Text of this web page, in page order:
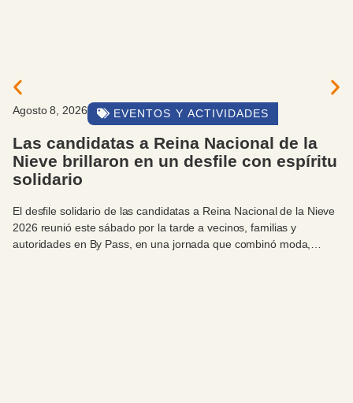
Agosto 8, 2026 EVENTOS Y ACTIVIDADES
Las candidatas a Reina Nacional de la
Nieve brillaron en un desfile con espíritu
solidario
El desfile solidario de las candidatas a Reina Nacional de la Nieve
2026 reunió este sábado por la tarde a vecinos, familias y
autoridades en By Pass, en una jornada que combinó moda,